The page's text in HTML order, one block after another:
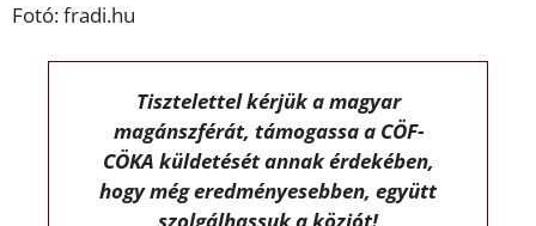
Fotó: fradi.hu
Tisztelettel kérjük a magyar
magánszférát, támogassa a CÖF-
CÖKA küldetését annak érdekében,
hogy még eredményesebben, együtt
szolgálhassuk a közjót!